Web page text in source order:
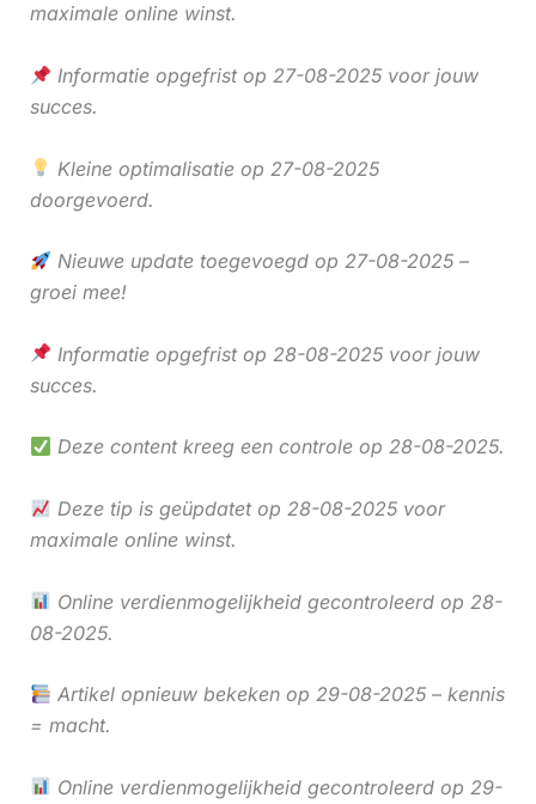
maximale online winst.
Informatie opgefrist op 27-08-2025 voor jouw
succes.
Kleine optimalisatie op 27-08-2025
doorgevoerd.
Nieuwe update toegevoegd op 27-08-2025 –
groei mee!
Informatie opgefrist op 28-08-2025 voor jouw
succes.
Deze content kreeg een controle op 28-08-2025.
Deze tip is geüpdatet op 28-08-2025 voor
maximale online winst.
Online verdienmogelijkheid gecontroleerd op 28-
08-2025.
Artikel opnieuw bekeken op 29-08-2025 – kennis
= macht.
Online verdienmogelijkheid gecontroleerd op 29-